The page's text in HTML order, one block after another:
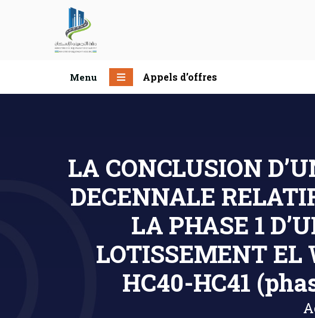
Menu Appels d’offres
LA CONCLUSION
DECENNALE
LA PHASE 1
LOTISSEMENT EL
HC40-HC41